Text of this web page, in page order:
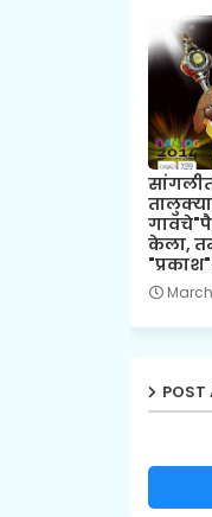
केला,
POST